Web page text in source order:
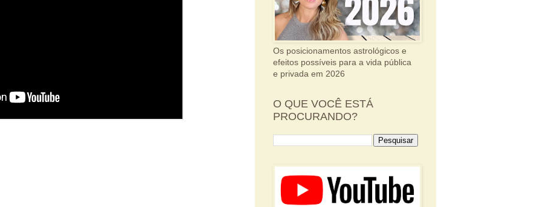
Os posicionamentos astrológicos e
efeitos possíveis para a vida pública
e privada em 2026
O QUE VOCÊ ESTÁ
PROCURANDO?